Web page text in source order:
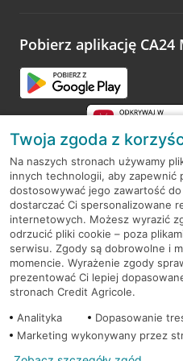
opinie.
Pobierz aplikację CA24
RODO
Regulamin serwisu
Mapa serwisu
PolitykaCookies
Twoja zgoda z
Na naszych stronach używamy
innych technologii, aby zapewnić
dostosowywać jego zawartość
dostarczać Ci spersonalizowane
internetowych. Możesz wyrazić
odrzucić pliki cookie – poza
serwisu. Zgody są dobrowolne i
momencie. Wyrażenie zgody
prezentować Ci lepiej
stronach Credit Agricole.
Analityka
Dopasowanie
Marketing wykonywany przez